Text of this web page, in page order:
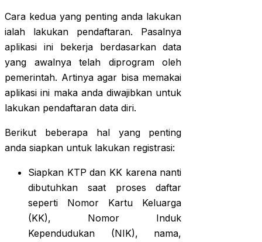
Cara kedua yang penting anda lakukan
ialah lakukan pendaftaran. Pasalnya
aplikasi ini bekerja berdasarkan data
yang awalnya telah diprogram oleh
pemerintah. Artinya agar bisa memakai
aplikasi ini maka anda diwajibkan untuk
lakukan pendaftaran data diri.
Berikut beberapa hal yang penting
anda siapkan untuk lakukan registrasi:
Siapkan KTP dan KK karena nanti
dibutuhkan saat proses daftar
seperti Nomor Kartu Keluarga
(KK), Nomor Induk
Kependudukan (NIK), nama,